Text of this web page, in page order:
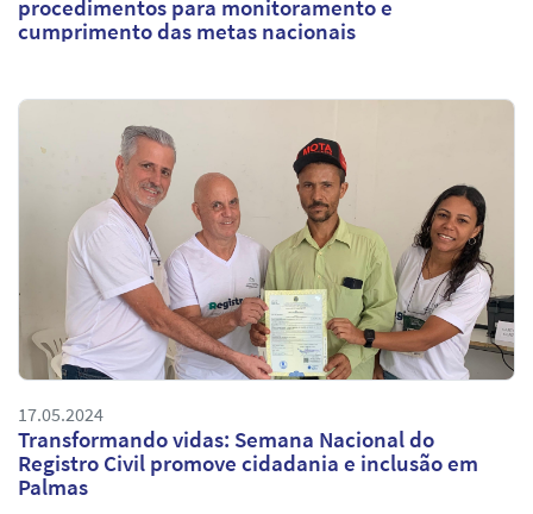
procedimentos para monitoramento e
cumprimento das metas nacionais
17.05.2024
Transformando vidas: Semana Nacional do
Registro Civil promove cidadania e inclusão em
Palmas